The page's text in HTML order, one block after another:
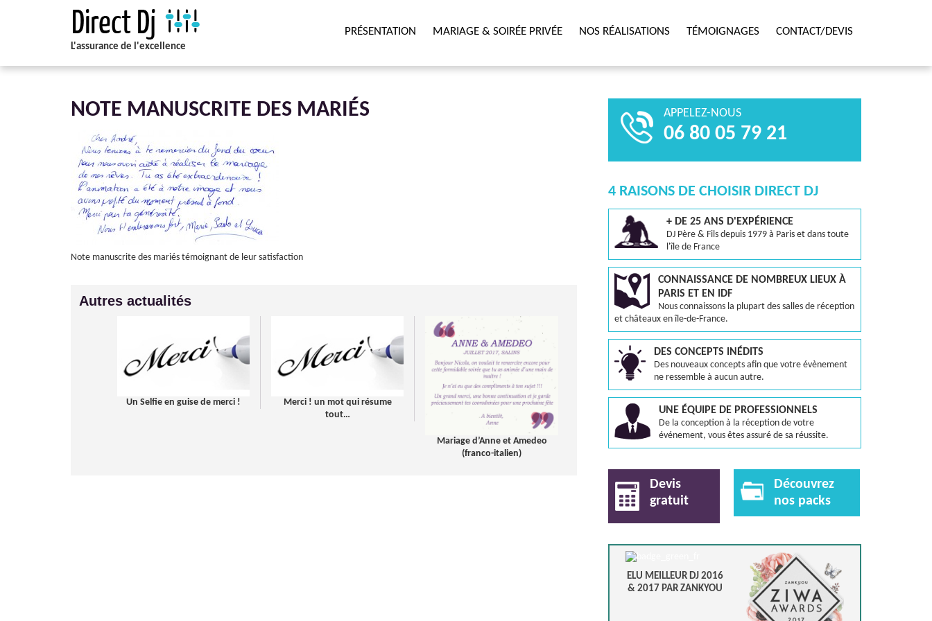
L'assurance de l'excellence
PRÉSENTATION MARIAGE & SOIRÉE PRIVÉE NOS RÉALISATIONS TÉMOIGNAGES CONTACT/DEVIS
NOTE MANUSCRITE DES MARIÉS
Note manuscrite des mariés témoignant de leur satisfaction
Autres actualités
Un Selfie en guise de merci !
Merci ! un mot qui résume
tout…
Mariage d’Anne et Amedeo
(franco-italien)
APPELEZ-NOUS
06 80 05 79 21
4 RAISONS DE CHOISIR DIRECT DJ
+ DE 25 ANS D'EXPÉRIENCE
DJ Père & Fils depuis 1979 à Paris et dans toute
l'île de France
CONNAISSANCE DE NOMBREUX LIEUX À
PARIS ET EN IDF
Nous connaissons la plupart des salles de réception
et châteaux en île-de-France.
DES CONCEPTS INÉDITS
Des nouveaux concepts afin que votre évènement
ne ressemble à aucun autre.
UNE ÉQUIPE DE PROFESSIONNELS
De la conception à la réception de votre
événement, vous êtes assuré de sa réussite.
Devis
gratuit
Découvrez
nos packs
ELU MEILLEUR DJ 2016
& 2017 PAR ZANKYOU